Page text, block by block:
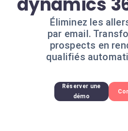
Éliminez les
par email.
prospects en
qualifiés
Réserver une
démo